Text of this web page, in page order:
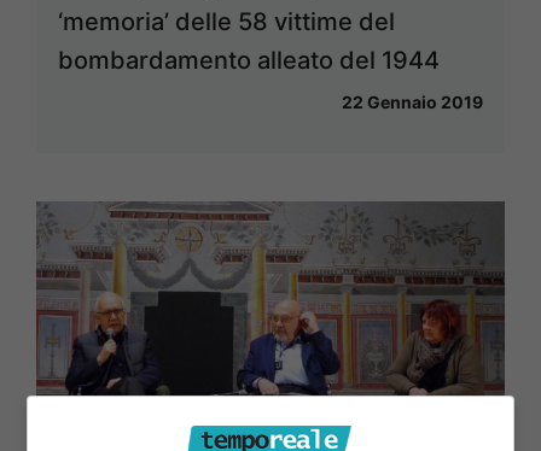
‘memoria’ delle 58 vittime del
bombardamento alleato del 1944
22 Gennaio 2019